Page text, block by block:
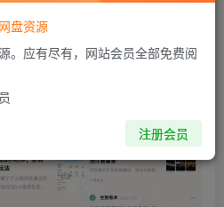
元的门槛对于普通人来说太
好的方式，成本低实操性强，可
术团队来说也是轻交付。
盘资源
。应有尽有，网站会员全部免费阅
注册会员